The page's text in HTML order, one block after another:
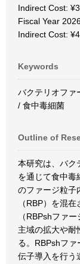
Indirect Cost:
Fiscal Year
Indirect Cost:
Keywords
バクテリオファ
/ 食中毒細菌
Outline of
本研究は、バク
を通じて食中毒
のファージ粒子
（RBP）を混
（RBPshファ
主域の拡大や耐
る。RBPshフ
伝子導入を行う